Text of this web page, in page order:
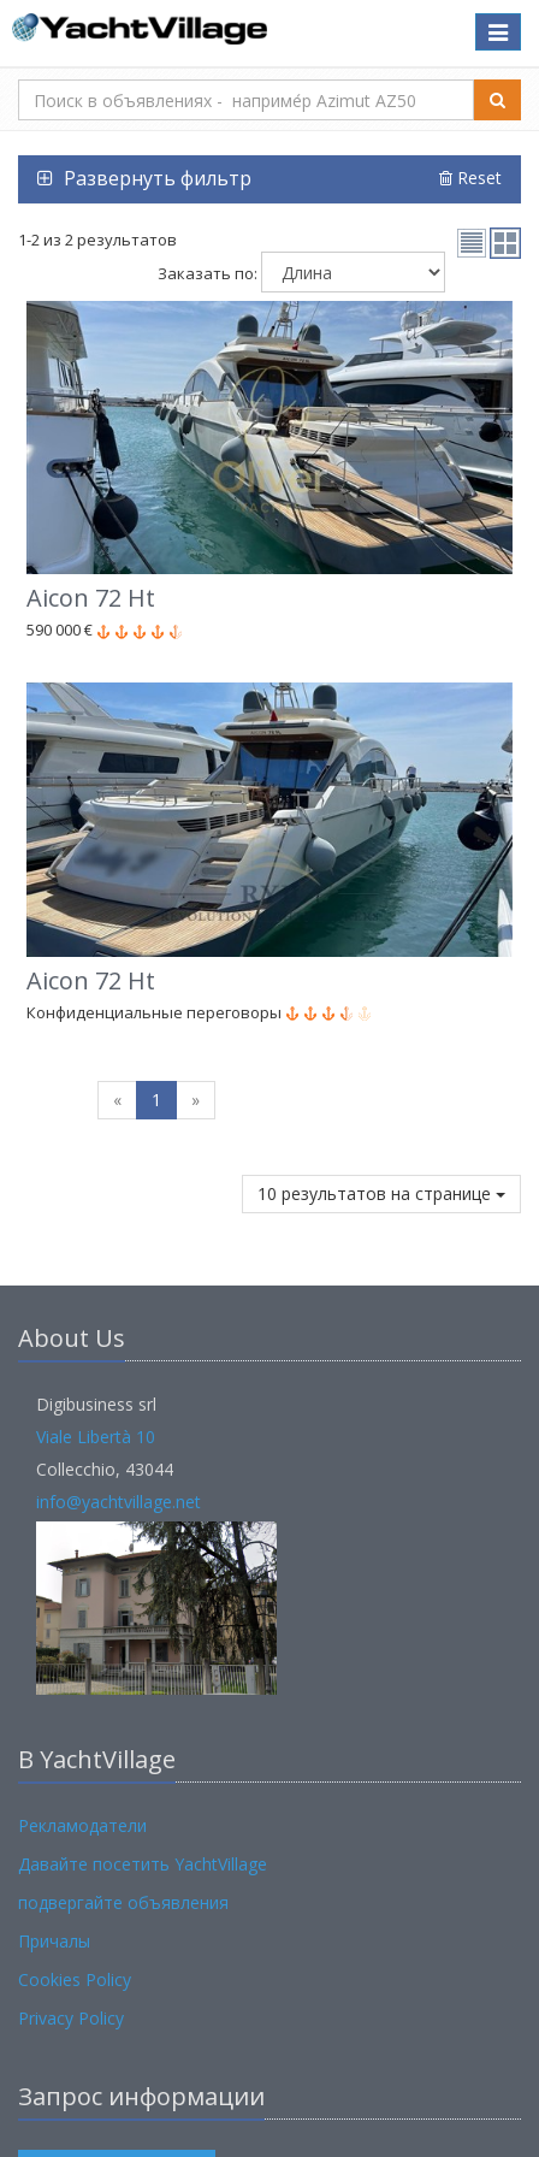
Toggle
Развернуть фильтр Reset
1-2 из 2 результатов
Заказать по:
Aicon 72 Ht
590 000 €
Aicon 72 Ht
Конфиденциальные переговоры
« 1 »
10 результатов на странице
About Us
Digibusiness srl
Viale Libertà 10
Collecchio, 43044
info@yachtvillage.net
В YachtVillage
Рекламодатели
Давайте посетить YachtVillage
подвергайте объявления
Причалы
Cookies Policy
Privacy Policy
Запрос информации